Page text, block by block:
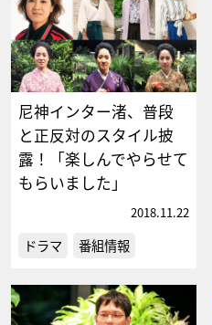
尼神インター渚、普段
と正反対のスタイル披
露！「楽しんでやらせて
もらいました」
2018.11.22
ドラマ 番組情報